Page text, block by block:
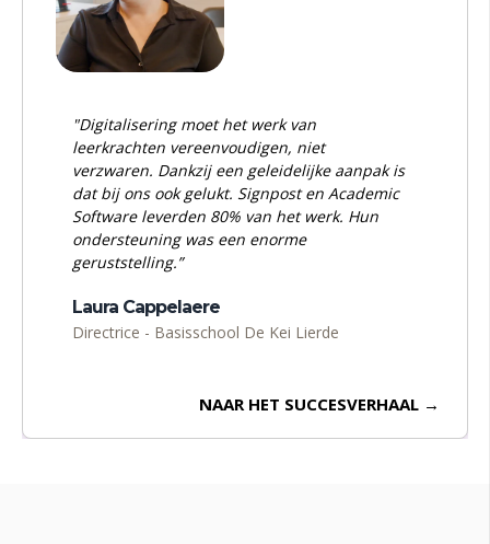
"Digitalisering moet het werk van
leerkrachten vereenvoudigen, niet
verzwaren. Dankzij een geleidelijke aanpak is
dat bij ons ook gelukt. Signpost en Academic
Software leverden 80% van het werk. Hun
ondersteuning was een enorme
geruststelling.”
Laura Cappelaere
Directrice - Basisschool De Kei Lierde
NAAR HET SUCCESVERHAAL →